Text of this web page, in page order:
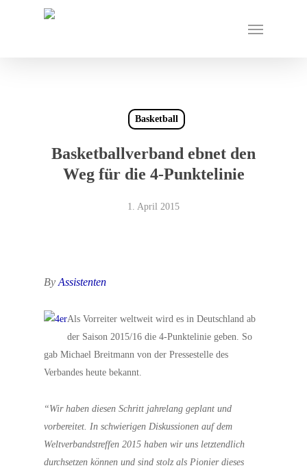
Menu
Basketball
Basketballverband ebnet den
Weg für die 4-Punktelinie
1. April 2015
By Assistenten
Als Vorreiter weltweit wird es in Deutschland ab
der Saison 2015/16 die 4-Punktelinie geben. So
gab Michael Breitmann von der Pressestelle des
Verbandes heute bekannt.
“Wir haben diesen Schritt jahrelang geplant und
vorbereitet. In schwierigen Diskussionen auf dem
Weltverbandstreffen 2015 haben wir uns letztendlich
durchsetzen können und sind stolz als Pionier dieses